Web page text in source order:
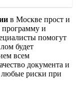
в Москве прост и
и
помогут
будет
всем
документа и
любые риски при